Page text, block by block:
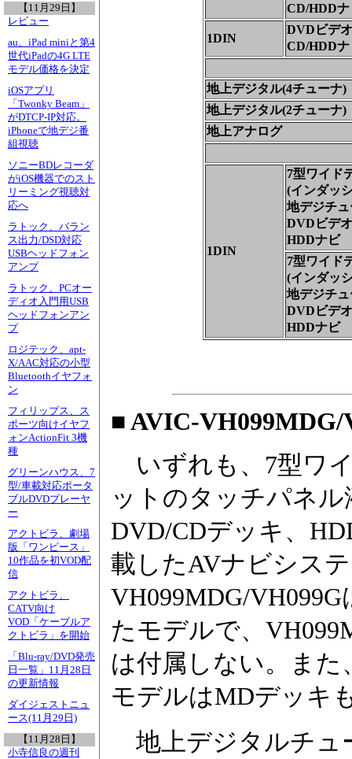
【11月29日】
レビュー
au、iPad miniと第4
世代iPadの4G LTE
モデル価格を決定
iOSアプリ
「Twonky Beam」
がDTCP-IP対応。
iPhoneで地デジ番
組視聴
ソニーBDレコーダ
がiOS機器でのスト
リーミング視聴対
応へ
ラトック、バラン
ス出力/DSD対応
USBヘッドフォン
アンプ
ラトック、PCオー
ディオ入門用USB
ヘッドフォンアン
プ
ロジテック、apt-
X/AAC対応の小型
Bluetoothイヤフォ
ン
フィリップス、ス
ポーツ向けイヤフ
ォンActionFit 3機
種
グリーンハウス、7
型/車載対応ポータ
ブルDVDプレーヤ
ー
アクトビラ、劇場
版「ワンピース」
10作品を初VOD配
信
アクトビラ、
CATV向け
VOD「ケーブルア
クトビラ」を開始
「Blu-ray/DVD発売
日一覧」11月28日
の更新情報
ダイジェストニュ
ース(11月29日)
【11月28日】
小寺信良の週刊
CD/HDDナ
1DIN
DVDビデオ
CD/HDDナ
地上デジタル(4チューナ)
地上デジタル(2チューナ)
地上アナログ
1DIN
7型ワイド
(インダッ
地デジチュ
DVDビデ
HDDナビ
7型ワイド
(インダッ
地デジチュ
DVDビデ
HDDナビ
■ AVIC-
いずれも、7型ワ
ットのタッチパネ
DVD/CDデッキ、
載したAVナビシス
VH099MDG/
たモデルで、
は付属しない。また
モデルはMDデッキ
地上デジタルチュ